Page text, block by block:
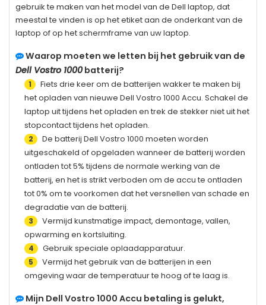
gebruik te maken van het model van de Dell laptop, dat
meestal te vinden is op het etiket aan de onderkant van de
laptop of op het schermframe van uw laptop.
Waarop moeten we letten bij het gebruik van de
Dell Vostro 1000batterij?
1
Fiets drie keer om de batterijen wakker te maken bij
het opladen van nieuwe Dell Vostro 1000 Accu. Schakel de
laptop uit tijdens het opladen en trek de stekker niet uit het
stopcontact tijdens het opladen.
2 De batterij Dell Vostro 1000 moeten worden
uitgeschakeld of opgeladen wanneer de batterij worden
ontladen tot 5% tijdens de normale werking van de
batterij, en het is strikt verboden om de accu te ontladen
tot 0% om te voorkomen dat het versnellen van schade en
degradatie van de batterij.
3
Vermijd kunstmatige impact, demontage, vallen,
opwarming en kortsluiting.
4 Gebruik speciale oplaadapparatuur.
5
Vermijd het gebruik van de batterijen in een
omgeving waar de temperatuur te hoog of te laag is.
Mijn Dell Vostro 1000 Accu betaling is gelukt,